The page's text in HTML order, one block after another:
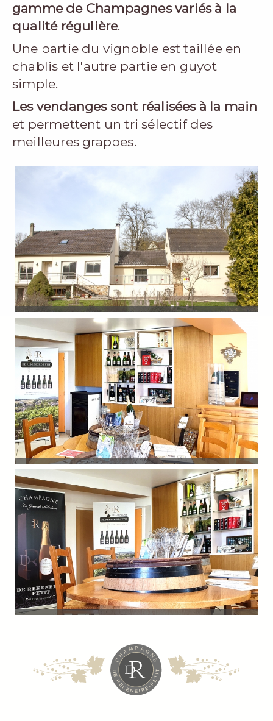
gamme de Champagnes variés à la
qualité régulière.
Une partie du vignoble est taillée en
chablis et l'autre partie en guyot
simple.
Les vendanges sont réalisées à la main
et permettent un tri sélectif des
meilleures grappes.